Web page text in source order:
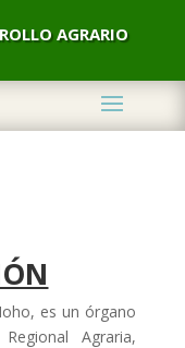
AGRARIO
es un órgano
Agraria,